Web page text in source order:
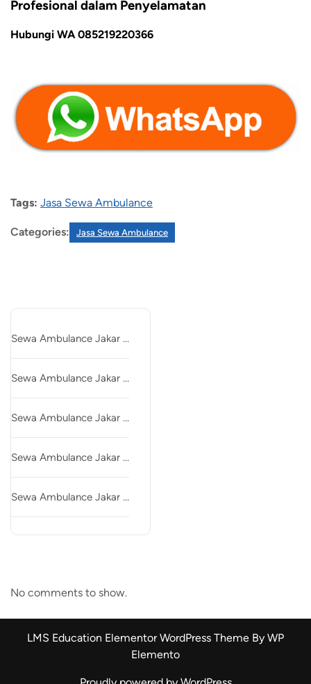
Profesional dalam Penyelamatan
Hubungi WA 085219220366
Tags: Jasa Sewa Ambulance
Categories: Jasa Sewa Ambulance
Sewa Ambulance Jakar …
Sewa Ambulance Jakar …
Sewa Ambulance Jakar …
Sewa Ambulance Jakar …
Sewa Ambulance Jakar …
No comments to show.
LMS Education Elementor WordPress Theme By WP
Elemento